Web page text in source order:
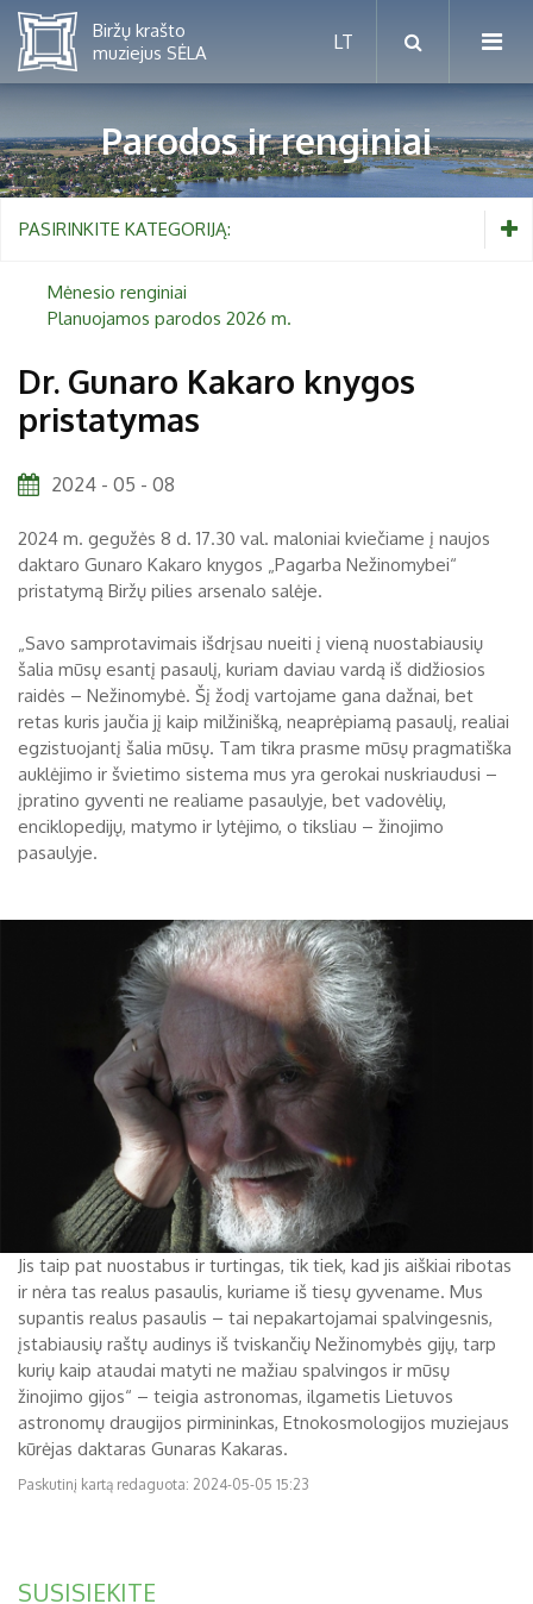
Mėnesio renginiai
Vaikams nuo 5 iki 10 metų
Paaugliams nuo 11 iki 18 metų
Proistorė
Etnografija
Biržų tvirtovės arsenalas
Biržai XIX a.
Biržai XX a.
Pr An Tr Ke Pe Še
1
2
3
4 5 6 7 8
9
10
11 12 13 14 15
24
25 26 27 28 29
30
31
Parodos ir renginiai
PASIRINKITE KATEGORIJĄ:
Mėnesio renginiai
Planuojamos parodos 2026 m.
Dr. Gunaro Kakaro knygos
pristatymas
2024 - 05 - 08
2024 m. gegužės 8 d. 17.30 val. maloniai kviečiame į naujos
daktaro Gunaro Kakaro knygos „Pagarba Nežinomybei“
pristatymą Biržų pilies arsenalo salėje.
„Savo samprotavimais išdrįsau nueiti į vieną nuostabiausių
šalia mūsų esantį pasaulį, kuriam daviau vardą iš didžiosios
raidės – Nežinomybė. Šį žodį vartojame gana dažnai, bet
retas kuris jaučia jį kaip milžinišką, neaprėpiamą pasaulį, realiai
egzistuojantį šalia mūsų. Tam tikra prasme mūsų pragmatiška
auklėjimo ir švietimo sistema mus yra gerokai nuskriaudusi –
įpratino gyventi ne realiame pasaulyje, bet vadovėlių,
enciklopedijų, matymo ir lytėjimo, o tiksliau – žinojimo
pasaulyje.
Jis taip pat nuostabus ir turtingas, tik tiek, kad jis aiškiai ribotas
ir nėra tas realus pasaulis, kuriame iš tiesų gyvename. Mus
supantis realus pasaulis – tai nepakartojamai spalvingesnis,
įstabiausių raštų audinys iš tviskančių Nežinomybės gijų, tarp
kurių kaip ataudai matyti ne mažiau spalvingos ir mūsų
žinojimo gijos“ – teigia astronomas, ilgametis Lietuvos
astronomų draugijos pirmininkas, Etnokosmologijos muziejaus
kūrėjas daktaras Gunaras Kakaras.
Paskutinį kartą redaguota: 2024-05-05 15:23
SUSISIEKITE